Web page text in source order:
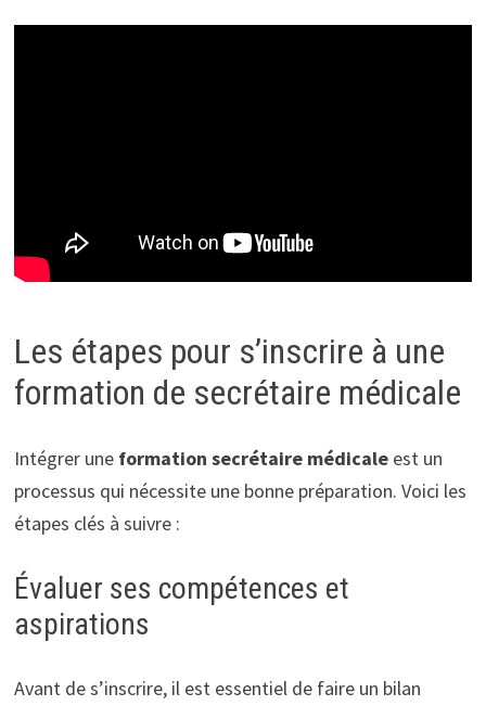
Les étapes pour s’inscrire à une
formation de secrétaire médicale
Intégrer une formation secrétaire médicaleest un
processus qui nécessite une bonne préparation. Voici les
étapes clés à suivre :
Évaluer ses compétences et
aspirations
Avant de s’inscrire, il est essentiel de faire un bilan